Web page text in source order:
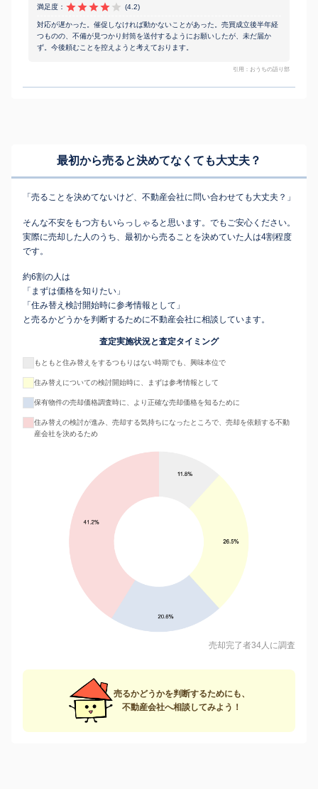
満足度： (4.2)
対応が遅かった。催促しなければ動かないことがあった。売買成立後半年経
つものの、不備が見つかり封筒を送付するようにお願いしたが、未だ届か
ず。今後頼むことを控えようと考えております。
引用：おうちの語り部
最初から売ると決めてなくても大丈夫？
「売ることを決めてないけど、不動産会社に問い合わせても大丈夫？」
そんな不安をもつ方もいらっしゃると思います。でもご安心ください。
実際に売却した人のうち、最初から売ることを決めていた人は4割程度
です。
約6割の人は
「まずは価格を知りたい」
「住み替え検討開始時に参考情報として」
と売るかどうかを判断するために不動産会社に相談しています。
査定実施状況と査定タイミング
もともと住み替えをするつもりはない時期でも、興味本位で
住み替えについての検討開始時に、まずは参考情報として
保有物件の売却価格調査時に、より正確な売却価格を知るために
住み替えの検討が進み、売却する気持ちになったところで、売却を依頼する不動
産会社を決めるため
売却完了者34人に調査
売るかどうかを判断するためにも、
不動産会社へ相談してみよう！